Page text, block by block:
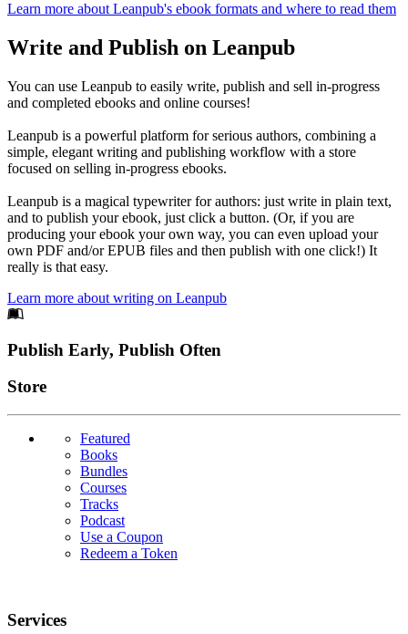
Learn more about Leanpub's ebook formats and where to read them
Write and Publish on Leanpub
You can use Leanpub to easily write, publish and sell in-progress
and completed ebooks and online courses!
Leanpub is a powerful platform for serious authors, combining a
simple, elegant writing and publishing workflow with a store
focused on selling in-progress ebooks.
Leanpub is a magical typewriter for authors: just write in plain text,
and to publish your ebook, just click a button. (Or, if you are
producing your ebook your own way, you can even upload your
own PDF and/or EPUB files and then publish with one click!) It
really is that easy.
Learn more about writing on Leanpub
Footer
Publish Early, Publish Often
Links
Store
Featured
Books
Bundles
Courses
Tracks
Podcast
Use a Coupon
Redeem a Token
Services